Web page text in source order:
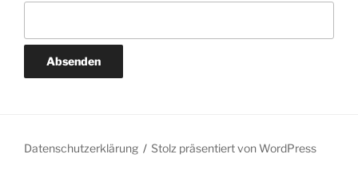
Datenschutzerklärung Stolz präsentiert von WordPress